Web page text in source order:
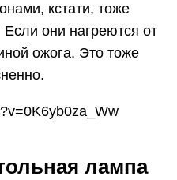
кстати, тоже
они нагреются от
ожога. Это тоже
лампа